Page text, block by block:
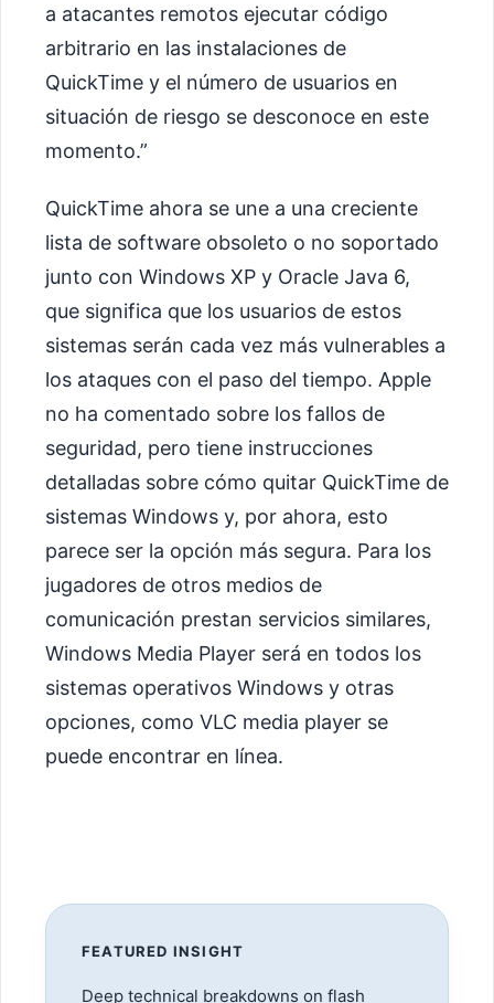
a atacantes remotos ejecutar código
arbitrario en las instalaciones de
QuickTime y el número de usuarios en
situación de riesgo se desconoce en este
momento.”
QuickTime ahora se une a una creciente
lista de software obsoleto o no soportado
junto con Windows XP y Oracle Java 6,
que significa que los usuarios de estos
sistemas serán cada vez más vulnerables a
los ataques con el paso del tiempo. Apple
no ha comentado sobre los fallos de
seguridad, pero tiene instrucciones
detalladas sobre cómo quitar QuickTime de
sistemas Windows y, por ahora, esto
parece ser la opción más segura. Para los
jugadores de otros medios de
comunicación prestan servicios similares,
Windows Media Player será en todos los
sistemas operativos Windows y otras
opciones, como VLC media player se
puede encontrar en línea.
FEATURED INSIGHT
Deep technical breakdowns on flash